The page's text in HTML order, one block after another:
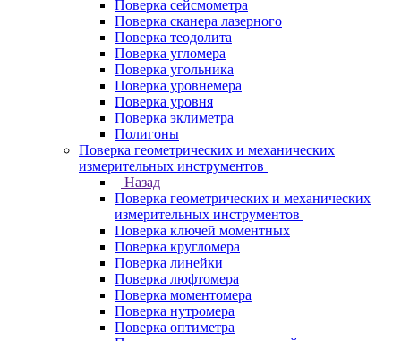
Поверка сейсмометра
Поверка сканера лазерного
Поверка теодолита
Поверка угломера
Поверка угольника
Поверка уровнемера
Поверка уровня
Поверка эклиметра
Полигоны
Поверка геометрических и механических
измерительных инструментов
Назад
Поверка геометрических и механических
измерительных инструментов
Поверка ключей моментных
Поверка кругломера
Поверка линейки
Поверка люфтомера
Поверка моментомера
Поверка нутромера
Поверка оптиметра